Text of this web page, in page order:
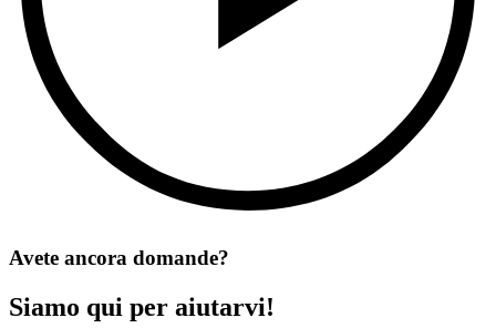
Avete ancora domande?
Siamo qui per aiutarvi!